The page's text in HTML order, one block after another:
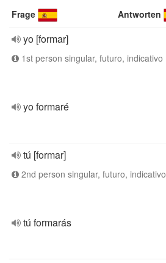
Frage Antworten
yo [formar]
1st person singular, futuro, indicativo
yo formaré
tú [formar]
2nd person singular, futuro, indicativo
tú formarás